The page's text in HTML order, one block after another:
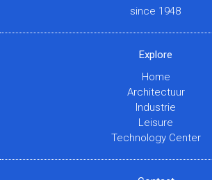
since 1948
Explore
Home
Architectuur
Industrie
Leisure
Technology Center